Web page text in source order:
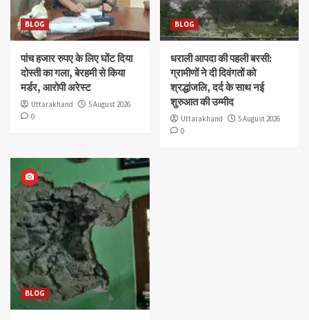
BLOG
पांच हजार रुपए के लिए घोंट दिया
दोस्ती का गला, बेरहमी से किया
मर्डर, आरोपी अरेस्ट
Uttarakhand
5 August 2026
0
BLOG
धराली आपदा की पहली बरसी:
ग्रामीणों ने दी दिवंगतों को
श्रद्धांजलि, दर्द के साथ नई
शुरुआत की उम्मीद
Uttarakhand
5 August 2026
0
BLOG